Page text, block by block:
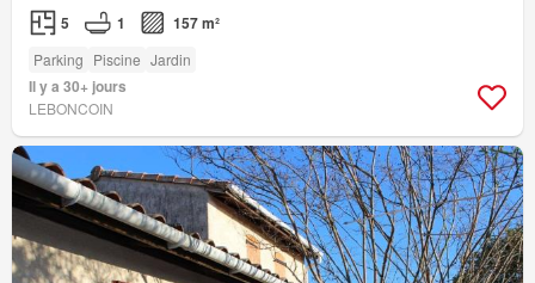
5 1 157 m²
Parking Piscine Jardin
Il y a 30+ jours
LEBONCOIN